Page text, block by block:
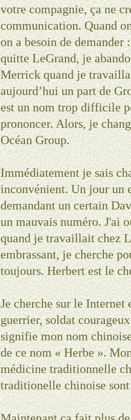
votre compagnie, ça ne
communication. Quand
on a besoin de
quitte LeGrand, je
Merrick quand je
aujourd’hui un part de
est un nom trop difficile
prononcer. Alors, je
Océan Group.
Immédiatement je sais
inconvénient. Un jour un
demandant un certain
un mauvais numéro. J'ai
quand je travaillait chez
embrassant, je cherche
toujours. Herbert est le
Je cherche sur le
guerrier, soldat
signifie mon nom
de ce nom « Herbe ».
médicine traditionnelle
traditionelle chinoise sont